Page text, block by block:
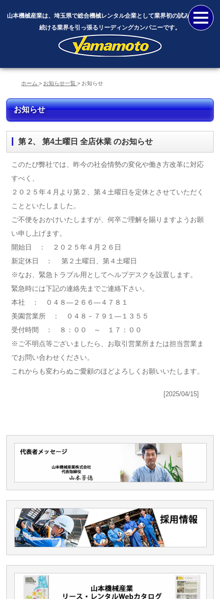
山本機械産業は、埼玉県で総合機械レンタル企業として業界初の試みに挑戦し
続ける業界を引っ張るリーディングカンパニーです。
ホーム お知らせ一覧 お知らせ
お知らせ
第 2、 第4土曜日 全店休業 のお知らせ
このたび弊社では、昨今の社会情勢の変化や働き方改革に対応
すべく、
２０２５年４月より第２、第４土曜日を定休とさせていただく
ことといたしました。
ご不便をおかけいたしますが、何卒ご理解を賜りますようお願
い申し上げます。
開始日 ： ２０２５年４月２６日
新定休日 ：
第２土曜日、第４土曜日
※なお、緊急トラブル用としてヘルプデスクを設置します。
緊急時には下記の連絡先までご連絡下さい。
本社 ： ０４８―２６６―４７８１
美園営業所 ： ０４８－７９１―１３５５
受付時間 ： ８：００ ～ １７：００
※ご不明点等ございましたら、お取引営業所または担当営業ま
でお問い合わせください。
これからも変わらぬご愛顧のほどよろしくお願いいたします。
[2025/04/15]